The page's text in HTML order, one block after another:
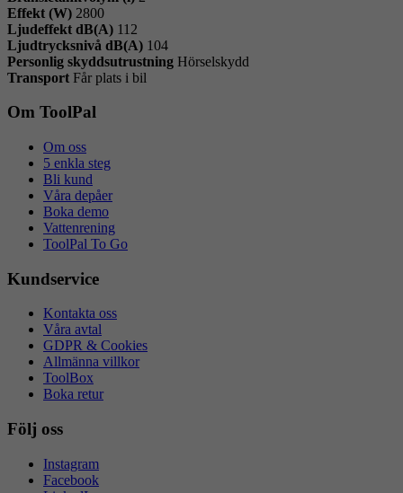
Effekt (W) 2800
Ljudeffekt dB(A) 112
Ljudtrycksnivå dB(A) 104
Personlig skyddsutrustning Hörselskydd
Transport Får plats i bil
Om ToolPal
Om oss
5 enkla steg
Bli kund
Våra depåer
Boka demo
Vattenrening
ToolPal To Go
Kundservice
Kontakta oss
Våra avtal
GDPR & Cookies
Allmänna villkor
ToolBox
Boka retur
Följ oss
Instagram
Facebook